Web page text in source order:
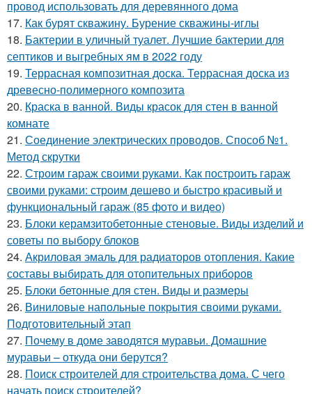
провод использовать для деревянного дома
17. Как бурят скважину. Бурение скважины-иглы
18. Бактерии в уличный туалет. Лучшие бактерии для
септиков и выгребных ям в 2022 году
19. Террасная композитная доска. Террасная доска из
древесно-полимерного композита
20. Краска в ванной. Виды красок для стен в ванной
комнате
21. Соединение электрических проводов. Способ №1.
Метод скрутки
22. Строим гараж своими руками. Как построить гараж
своими руками: строим дешево и быстро красивый и
функциональный гараж (85 фото и видео)
23. Блоки керамзитобетонные стеновые. Виды изделий и
советы по выбору блоков
24. Акриловая эмаль для радиаторов отопления. Какие
составы выбирать для отопительных приборов
25. Блоки бетонные для стен. Виды и размеры
26. Виниловые напольные покрытия своими руками.
Подготовительный этап
27. Почему в доме заводятся муравьи. Домашние
муравьи – откуда они берутся?
28. Поиск строителей для строительства дома. С чего
начать поиск строителей?